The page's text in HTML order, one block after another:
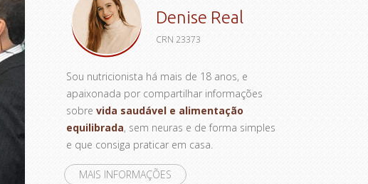
Denise Real
CRN 23373
Sou nutricionista há mais de 18 anos, e
apaixonada por compartilhar informações
sobre vida saudável e alimentação
equilibrada, sem neuras e de forma simples
e que consiga praticar em casa.
MAIS INFORMAÇÕES